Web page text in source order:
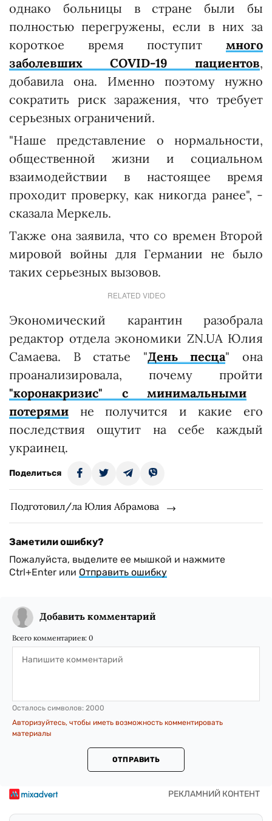
однако больницы в стране были бы
полностью перегружены, если в них за
короткое время поступит много
заболевших COVID-19 пациентов,
добавила она. Именно поэтому нужно
сократить риск заражения, что требует
серьезных ограничений.
"Наше представление о нормальности,
общественной жизни и социальном
взаимодействии в настоящее время
проходит проверку, как никогда ранее", -
сказала Меркель.
Также она заявила, что со времен Второй
мировой войны для Германии не было
таких серьезных вызовов.
RELATED VIDEO
Экономический карантин разобрала
редактор отдела экономики ZN.UA Юлия
Самаева. В статье "День песца" она
проанализировала, почему пройти
"коронакризис" с минимальными
потерями
не получится и какие его
последствия ощутит на себе каждый
украинец.
Поделиться
Подготовил/ла Юлия Абрамова
Заметили ошибку?
Пожалуйста, выделите ее мышкой и нажмите
Ctrl+Enter или Отправить ошибку
Добавить комментарий
Всего комментариев: 0
Осталось символов: 2000
Авторизуйтесь, чтобы иметь возможность комментировать
материалы
ОТПРАВИТЬ